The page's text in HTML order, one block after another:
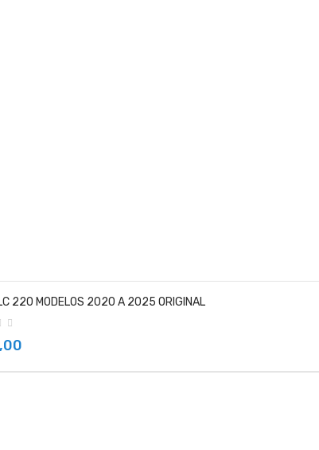
220 MODELOS 2020 A 2025 ORIGINAL